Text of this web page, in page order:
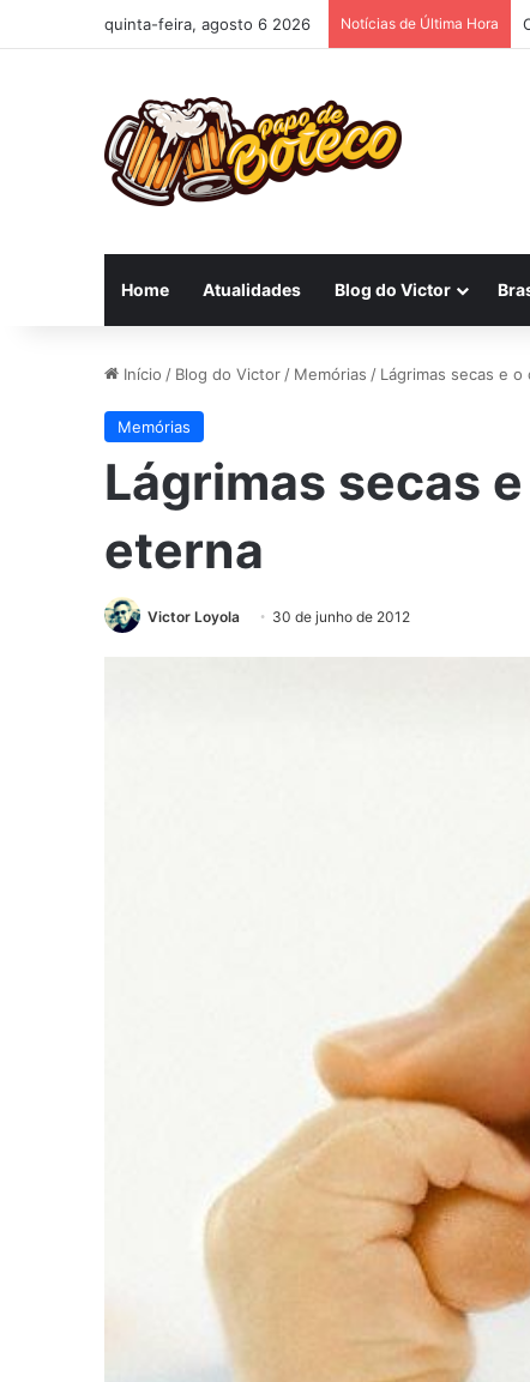
quinta-feira, agosto 6 2026 Notícias de Última Hora
Home Atualidades Blog do Victor
Início / Blog do Victor / Memórias / Lágrimas secas e
Memórias
Lágrimas secas
eterna
Victor Loyola 30 de junho de 2012